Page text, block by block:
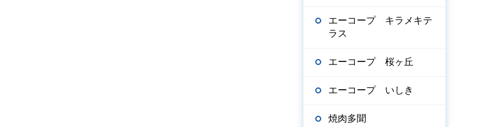
エーコープ キラメキテ
ラス
エーコープ 桜ヶ丘
エーコープ いしき
焼肉多聞